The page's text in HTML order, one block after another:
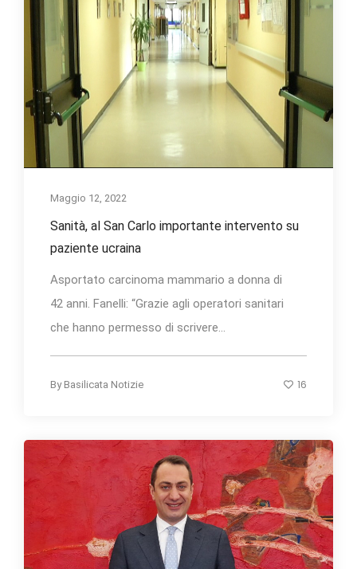
Maggio 12, 2022
Sanità, al San Carlo importante intervento su
paziente ucraina
Asportato carcinoma mammario a donna di
42 anni. Fanelli: “Grazie agli operatori sanitari
che hanno permesso di scrivere...
By Basilicata Notizie 16